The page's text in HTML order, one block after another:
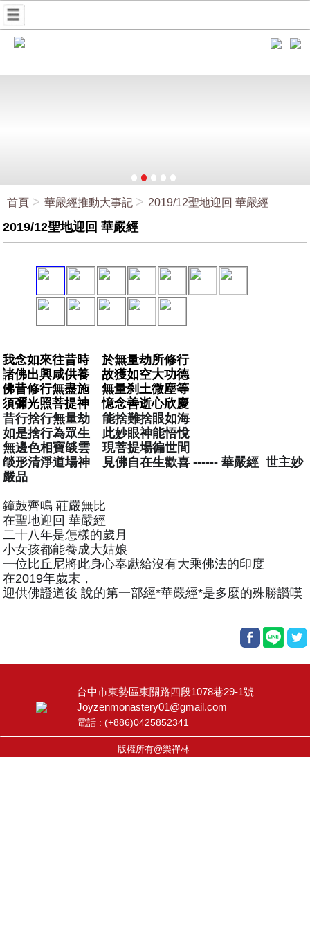
首頁 華嚴經推動大事記 2019/12聖地迎回 華嚴經
2019/12聖地迎回 華嚴經
我念如來往昔時　於無量劫所修行
諸佛出興咸供養　故獲如空大功德
佛昔修行無盡施　無量刹土微塵等
須彌光照菩提神　憶念善逝心欣慶
昔行捨行無量劫　能捨難捨眼如海
如是捨行為眾生　此妙眼神能悟悅
無邊色相寶燄雲　現菩提場徧世間
燄形清淨道場神　見佛自在生歡喜 ------ 華嚴經  世主妙
嚴品
鐘鼓齊鳴 莊嚴無比
在聖地迎回 華嚴經
二十八年是怎樣的歲月
小女孩都能養成大姑娘
一位比丘尼將此身心奉獻給沒有大乘佛法的印度
在2019年歲末，
迎供佛證道後 說的第一部經*華嚴經*是多麼的殊勝讚嘆
台中市東勢區東關路四段1078巷29-1號
Joyzenmonastery01@gmail.com
電話 : (+886)0425852341
版權所有@樂禪林